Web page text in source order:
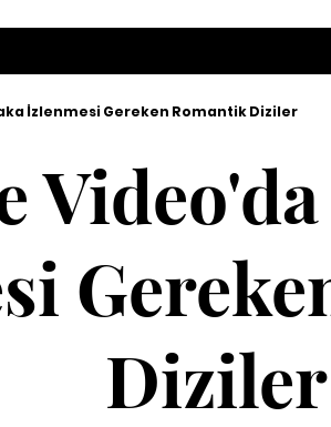
İzlenmesi Gereken Romantik Diziler
Diziler